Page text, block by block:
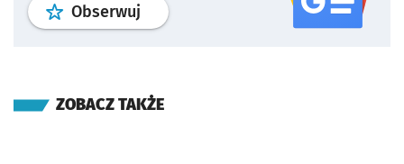
Obserwuj profil serwisu
ZOBACZ TAKŻE